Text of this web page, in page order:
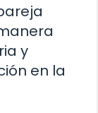
y
en la